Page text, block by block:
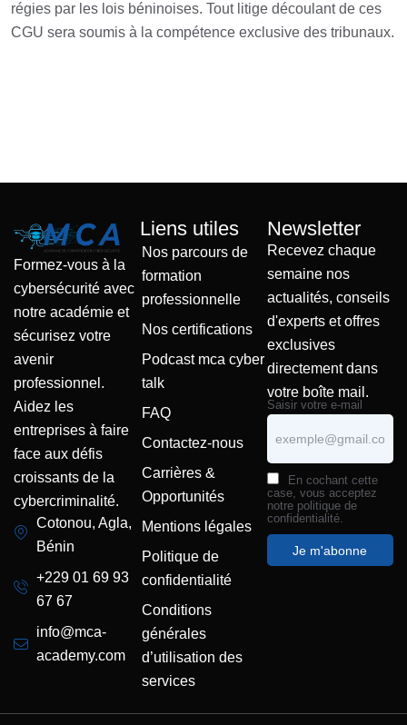
régies par les lois béninoises. Tout litige découlant de ces
CGU sera soumis à la compétence exclusive des tribunaux.
Formez-vous à la
cybersécurité avec
notre académie et
sécurisez votre
avenir
professionnel.
Aidez les
entreprises à faire
face aux défis
croissants de la
cybercriminalité.
Cotonou, Agla,
Bénin
+229 01 69 93
67 67
info@mca-
academy.com
Liens utiles
Nos parcours de
formation
professionnelle
Nos certifications
Podcast mca cyber
talk
FAQ
Contactez-nous
Carrières &
Opportunités
Mentions légales
Politique de
confidentialité
Conditions
générales
d’utilisation des
services
Newsletter
Recevez chaque
semaine nos
actualités, conseils
d'experts et offres
exclusives
directement dans
votre boîte mail.
Saisir votre e-mail
En cochant cette
case, vous acceptez
notre politique de
confidentialité.